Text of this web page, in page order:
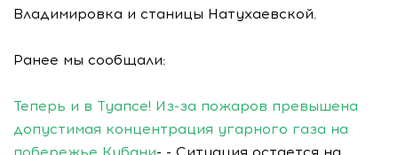
Владимировка и станицы Натухаевской.
Ранее мы сообщали:
Теперь и в Туапсе! Из-за пожаров превышена
допустимая концентрация угарного газа на